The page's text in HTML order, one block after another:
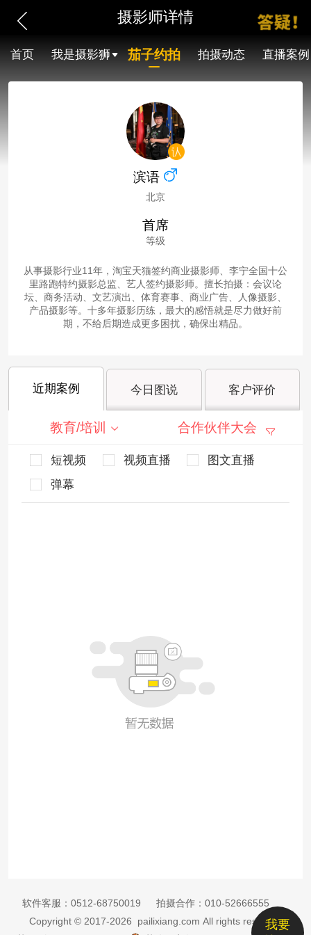
摄影师详情
首页 我是摄影狮 茄子约拍 拍摄动态 直播案例
滨语
北京
首席
等级
从事摄影行业11年，淘宝天猫签约商业摄影师、李宁全国十公
里路跑特约摄影总监、艺人签约摄影师。擅长拍摄：会议论
坛、商务活动、文艺演出、体育赛事、商业广告、人像摄影、
产品摄影等。十多年摄影历练，最大的感悟就是尽力做好前
期，不给后期造成更多困扰，确保出精品。
近期案例 今日图说 客户评价
教育/培训 合作伙伴大会
短视频 视频直播
图文直播
弹幕
我要
软件客服： 0512-68750019 拍摄合作： 010-52666555
Copyright © 2017-2026 pailixiang.com All rights reserved